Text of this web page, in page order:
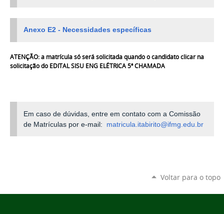
Anexo E2 - Necessidades específicas
ATENÇÃO: a matrícula só será solicitada quando o candidato clicar na
solicitação do EDITAL SISU ENG ELÉTRICA 5ª CHAMADA
Em caso de dúvidas, entre em contato com a Comissão
de Matrículas por e-mail: matricula.itabirito@ifmg.edu.br
Voltar para o topo